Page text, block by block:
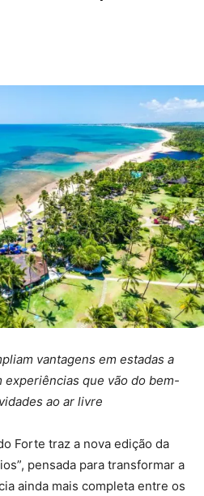
vantagens em estadas a
que vão do bem-
ao ar livre
Forte traz a nova edição da
pensada para transformar a
ainda mais completa entre os